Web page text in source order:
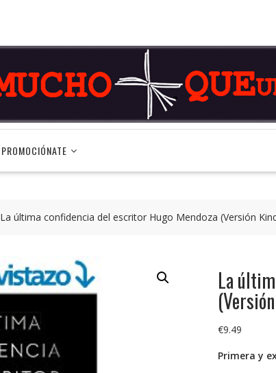
PROMOCIÓNATE
La última confidencia del escritor Hugo Mendoza (Versión
La
€9.49
Primera y